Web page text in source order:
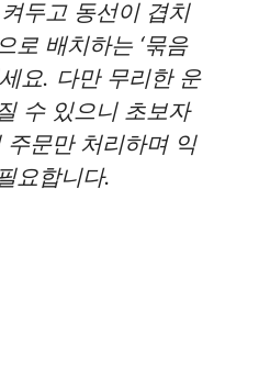
두고 동선이 겹치
로 배치하는 ‘묶음
요. 다만 무리한 운
수 있으니 초보자
문만 처리하며 익
요합니다.